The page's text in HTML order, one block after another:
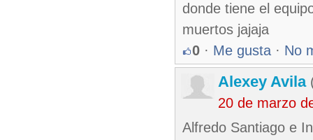
donde tiene el
muertos jajaja
0 · Me gusta · No
Alexey Avila
20 de marzo
Alfredo Santiago e